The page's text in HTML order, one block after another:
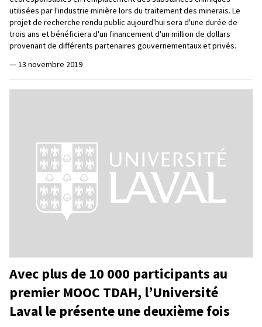
utilisées par l'industrie minière lors du traitement des minerais. Le
projet de recherche rendu public aujourd'hui sera d'une durée de
trois ans et bénéficiera d'un financement d'un million de dollars
provenant de différents partenaires gouvernementaux et privés.
— 13 novembre 2019
Avec plus de 10 000 participants au
premier MOOC TDAH, l’Université
Laval le présente une deuxième fois